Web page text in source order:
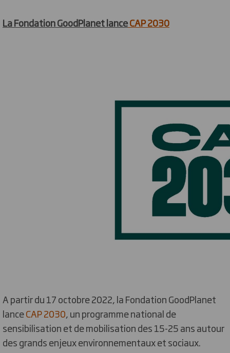
La Fondation GoodPlanet lanceCAP 2030
A partir du 17 octobre 2022, la Fondation GoodPlanet
lanceCAP 2030, un programme national de
sensibilisation et de mobilisation des 15-25 ans autour
des grands enjeux environnementaux et sociaux.